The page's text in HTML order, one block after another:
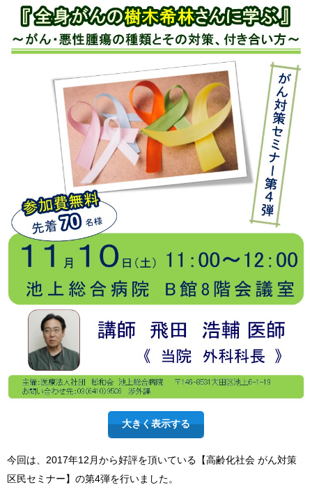
大きく表示する
今回は、2017年12月から好評を頂いている【高齢化社会 がん対策
区民セミナー】の第4弾を行いました。